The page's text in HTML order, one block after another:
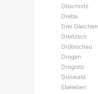
Döschnitz
Dreba
Drei Gleichen
Dreitzsch
Dröbischau
Drogen
Drognitz
Dünwald
Ebeleben